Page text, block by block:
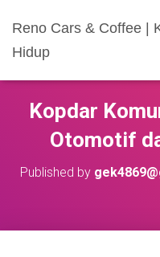
Reno Cars & Coffee |
Hidup
Kopdar
Otomotif
Published by